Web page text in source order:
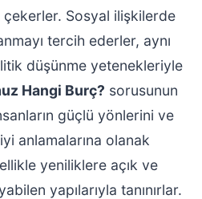
Sosyal ilişkilerde
tercih ederler, aynı
düşünme yetenekleriyle
Hangi Burç? sorusunun
güçlü yönlerini ve
anlamalarına olanak
yeniliklere açık ve
yapılarıyla tanınırlar.